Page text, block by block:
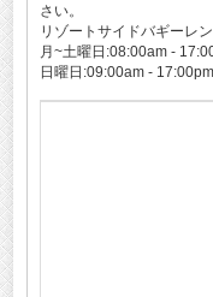
さい。
リゾートサイドバギーレ
月~土曜日:08:00am -
日曜日:09:00am - 17:00pm